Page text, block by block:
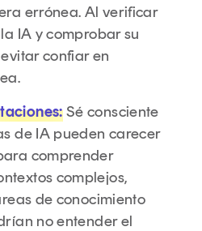
errónea. Al verificar
IA y comprobar su
confiar en
Sé consciente
de IA pueden carecer
comprender
complejos,
de conocimiento
no entender el